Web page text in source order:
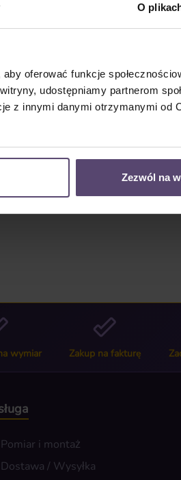
O
oferować funkcje
udostępniamy partnerom
z innymi danymi otrzymanymi od
Zezwól na
wymiar Zakup na fakturę
Pomiar i montaż
Dostawa / Wysyłka